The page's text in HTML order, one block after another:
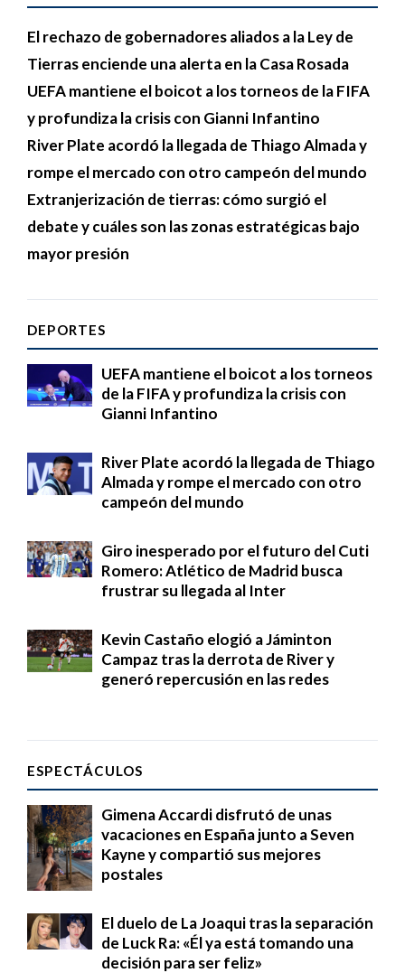
El rechazo de gobernadores aliados a la Ley de
Tierras enciende una alerta en la Casa Rosada
UEFA mantiene el boicot a los torneos de la FIFA
y profundiza la crisis con Gianni Infantino
River Plate acordó la llegada de Thiago Almada y
rompe el mercado con otro campeón del mundo
Extranjerización de tierras: cómo surgió el
debate y cuáles son las zonas estratégicas bajo
mayor presión
DEPORTES
UEFA mantiene el boicot a los torneos
de la FIFA y profundiza la crisis con
Gianni Infantino
River Plate acordó la llegada de Thiago
Almada y rompe el mercado con otro
campeón del mundo
Giro inesperado por el futuro del Cuti
Romero: Atlético de Madrid busca
frustrar su llegada al Inter
Kevin Castaño elogió a Jáminton
Campaz tras la derrota de River y
generó repercusión en las redes
ESPECTÁCULOS
Gimena Accardi disfrutó de unas
vacaciones en España junto a Seven
Kayne y compartió sus mejores
postales
El duelo de La Joaqui tras la separación
de Luck Ra: «Él ya está tomando una
decisión para ser feliz»